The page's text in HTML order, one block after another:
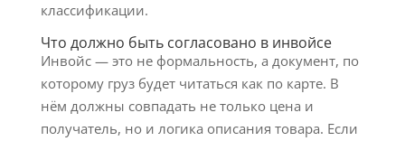
классификации.
Что должно быть согласовано в инвойсе
Инвойс — это не формальность, а документ, по
которому груз будет читаться как по карте. В
нём должны совпадать не только цена и
получатель, но и логика описания товара. Если